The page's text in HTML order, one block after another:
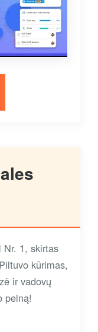
Nr. 1, skirtas
kūrimas,
ir vadovų
pelną!